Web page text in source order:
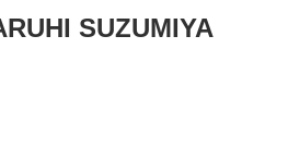
SUZUMIYA